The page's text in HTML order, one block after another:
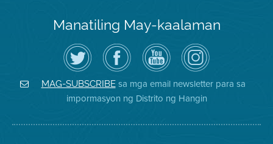
Manatiling May-kaalaman
I-
follow
ang
Air
District
sa
Twitter
Bisitahin
ang
Page
sa
Facebook
ng
Distrito
Channel
sa
YouTube
ng
Air
District
Air
District
on
Instagram
MAG-SUBSCRIBEsa mga email newsletter para sa
impormasyon ng Distrito ng Hangin